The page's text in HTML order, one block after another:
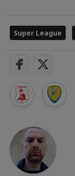
Super League